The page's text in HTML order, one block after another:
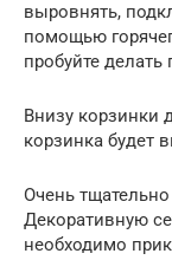
выровнять,
помощью
пробуйте делать
Внизу корзинки
корзинка будет
Очень
Декоративную
необходимо